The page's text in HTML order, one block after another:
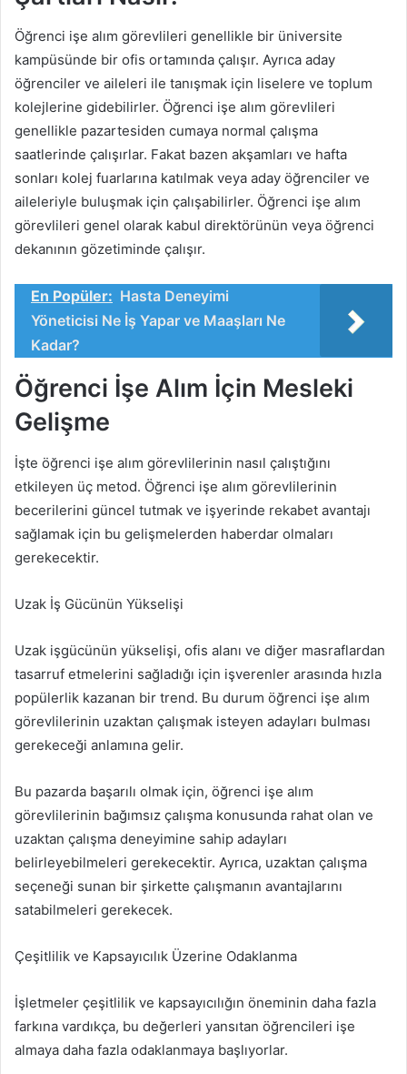
Öğrenci işe alım görevlileri genellikle bir üniversite
kampüsünde bir ofis ortamında çalışır. Ayrıca aday
öğrenciler ve aileleri ile tanışmak için liselere ve toplum
kolejlerine gidebilirler. Öğrenci işe alım görevlileri
genellikle pazartesiden cumaya normal çalışma
saatlerinde çalışırlar. Fakat bazen akşamları ve hafta
sonları kolej fuarlarına katılmak veya aday öğrenciler ve
aileleriyle buluşmak için çalışabilirler. Öğrenci işe alım
görevlileri genel olarak kabul direktörünün veya öğrenci
dekanının gözetiminde çalışır.
En Popüler: Hasta Deneyimi
Yöneticisi Ne İş Yapar ve Maaşları Ne
Kadar?
Öğrenci İşe Alım İçin Mesleki
Gelişme
İşte öğrenci işe alım görevlilerinin nasıl çalıştığını
etkileyen üç metod. Öğrenci işe alım görevlilerinin
becerilerini güncel tutmak ve işyerinde rekabet avantajı
sağlamak için bu gelişmelerden haberdar olmaları
gerekecektir.
Uzak İş Gücünün Yükselişi
Uzak işgücünün yükselişi, ofis alanı ve diğer masraflardan
tasarruf etmelerini sağladığı için işverenler arasında hızla
popülerlik kazanan bir trend. Bu durum öğrenci işe alım
görevlilerinin uzaktan çalışmak isteyen adayları bulması
gerekeceği anlamına gelir.
Bu pazarda başarılı olmak için, öğrenci işe alım
görevlilerinin bağımsız çalışma konusunda rahat olan ve
uzaktan çalışma deneyimine sahip adayları
belirleyebilmeleri gerekecektir. Ayrıca, uzaktan çalışma
seçeneği sunan bir şirkette çalışmanın avantajlarını
satabilmeleri gerekecek.
Çeşitlilik ve Kapsayıcılık Üzerine Odaklanma
İşletmeler çeşitlilik ve kapsayıcılığın öneminin daha fazla
farkına vardıkça, bu değerleri yansıtan öğrencileri işe
almaya daha fazla odaklanmaya başlıyorlar.